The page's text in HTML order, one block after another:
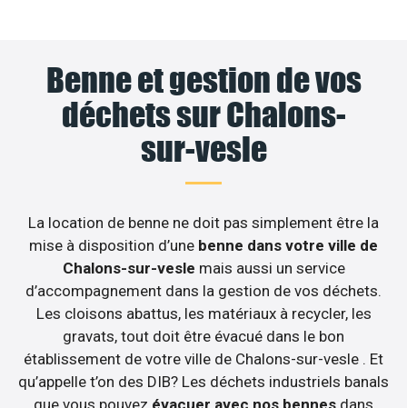
Benne et gestion de vos
déchets sur Chalons-
sur-vesle
La location de benne ne doit pas simplement être la
mise à disposition d’une benne dans votre ville de
Chalons-sur-vesle mais aussi un service
d’accompagnement dans la gestion de vos déchets.
Les cloisons abattus, les matériaux à recycler, les
gravats, tout doit être évacué dans le bon
établissement de votre ville de Chalons-sur-vesle . Et
qu’appelle t’on des DIB? Les déchets industriels banals